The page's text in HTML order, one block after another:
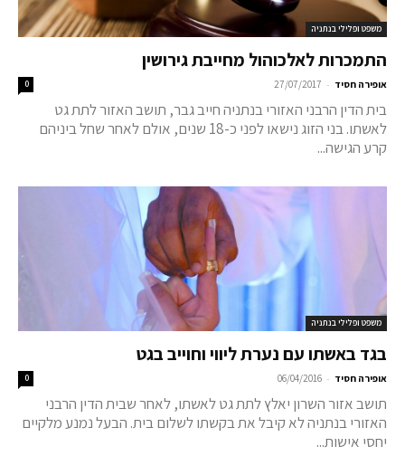
משפט ופלילי בנתניה
התמכרות לאלכוהול מחייבת גירושין
אופירה חסיד -
27/07/2017
0
בית הדין הרבני האזורי בנתניה חייב גבר, תושב האזור לתת גט
לאשתו. בני הזוג נישאו לפני כ-18 שנים, אולם לאחר שחל ביניהם
קרע הגישה...
משפט ופלילי בנתניה
בגד באשתו עם נערת ליווי וחוייב בגט
אופירה חסיד -
06/04/2016
0
תושב אזור השרון יאלץ לתת גט לאשתו, לאחר שבית הדין הרבני
האזורי בנתניה לא קיבל את בקשתו לשלום בית. הבעל נמנע מלקיים
יחסי אישות...